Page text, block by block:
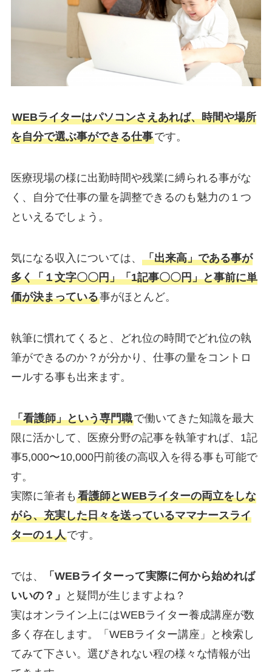
WEBライターはパソコンさえあれば、時間や場所
を自分で選ぶ事ができる仕事です。
医療現場の様に出勤時間や残業に縛られる事がな
く、自分で仕事の量を調整できるのも魅力の１つ
といえるでしょう。
気になる収入については、 「出来高」である事が
多く「１文字〇〇円」「1記事〇〇円」と事前に単
価が決まっている事がほとんど。
執筆に慣れてくると、どれ位の時間でどれ位の執
筆ができるのか？が分かり、仕事の量をコントロ
ールする事も出来ます。
「看護師」という専門職で働いてきた知識を最大
限に活かして、医療分野の記事を執筆すれば、1記
事5,000〜10,000円前後の高収入を得る事も可能で
す。
実際に筆者も 看護師とWEBライターの両立をしな
がら、充実した日々を送っているママナースライ
ターの１人です。
では、
「WEBライターって実際に何から始めれば
いいの？」
と疑問が生じますよね？
実はオンライン上にはWEBライター養成講座が数
多く存在します。「WEBライター講座」と検索し
てみて下さい。選びきれない程の様々な情報が出